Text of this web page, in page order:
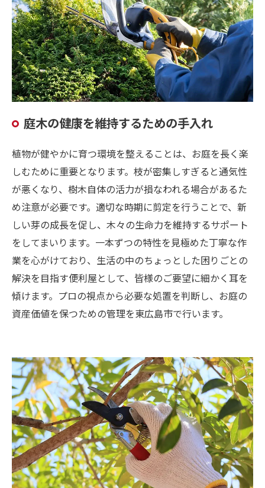
庭木の健康を維持するための手入れ
植物が健やかに育つ環境を整えることは、お庭を長く楽
しむために重要となります。枝が密集しすぎると通気性
が悪くなり、樹木自体の活力が損なわれる場合があるた
め注意が必要です。適切な時期に剪定を行うことで、新
しい芽の成長を促し、木々の生命力を維持するサポート
をしてまいります。一本ずつの特性を見極めた丁寧な作
業を心がけており、生活の中のちょっとした困りごとの
解決を目指す便利屋として、皆様のご要望に細かく耳を
傾けます。プロの視点から必要な処置を判断し、お庭の
資産価値を保つための管理を東広島市で行います。